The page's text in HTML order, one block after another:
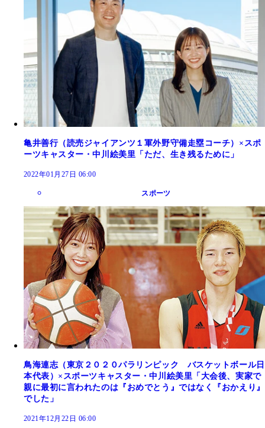
亀井善行（読売ジャイアンツ１軍外野守備走塁コーチ）×スポ
ーツキャスター・中川絵美里「ただ、生き残るために」
2022年01月27日 06:00
スポーツ
鳥海連志（東京２０２０パラリンピック バスケットボール日
本代表）×スポーツキャスター・中川絵美里「大会後、実家で
親に最初に言われたのは『おめでとう』ではなく『おかえり』
でした」
2021年12月22日 06:00